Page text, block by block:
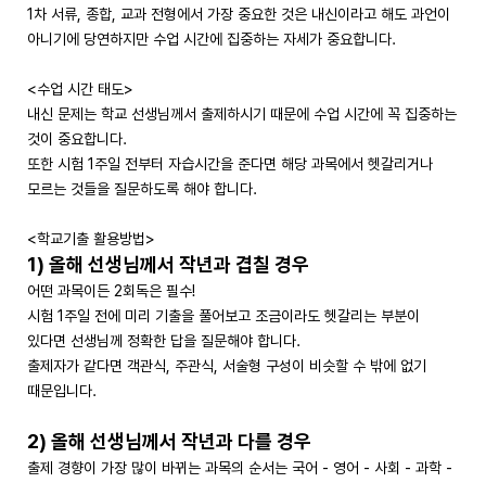
1차 서류, 종합, 교과 전형에서 가장 중요한 것은 내신이라고 해도 과언이
아니기에 당연하지만 수업 시간에 집중하는 자세가 중요합니다.
<수업 시간 태도>
내신 문제는 학교 선생님께서 출제하시기 때문에 수업 시간에 꼭 집중하는
것이 중요합니다.
또한 시험 1주일 전부터 자습시간을 준다면 해당 과목에서 헷갈리거나
모르는 것들을 질문하도록 해야 합니다.
<학교기출 활용방법>
1) 올해 선생님께서 작년과 겹칠 경우
어떤 과목이든 2회독은 필수!
시험 1주일 전에 미리 기출을 풀어보고 조금이라도 헷갈리는 부분이
있다면 선생님께 정확한 답을 질문해야 합니다.
출제자가 같다면 객관식, 주관식, 서술형 구성이 비슷할 수 밖에 없기
때문입니다.
2) 올해 선생님께서 작년과 다를 경우
출제 경향이 가장 많이 바뀌는 과목의 순서는 국어 - 영어 - 사회 - 과학 -